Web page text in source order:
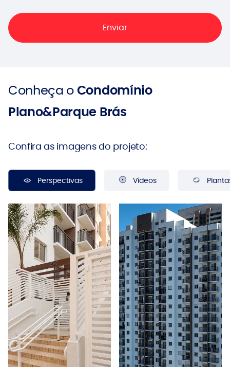
Conheça oCondomínio
Plano&Parque Brás
Confira as imagens do projeto:
Perspectivas Vídeos